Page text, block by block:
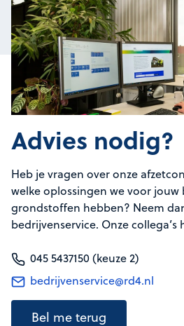
Advies nodig?
Heb je vragen over onze
welke oplossingen we voor jouw
grondstoffen hebben? Neem
bedrijvenservice. Onze
045 5437150 (keuze 2)
bedrijvenservice@rd4.nl
Bel me terug